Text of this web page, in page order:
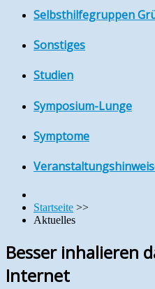
Selbsthilfegruppen
Sonstiges
Studien
Symposium-Lunge
Symptome
Startseite >>
Aktuelles
Besser inhalieren
Internet